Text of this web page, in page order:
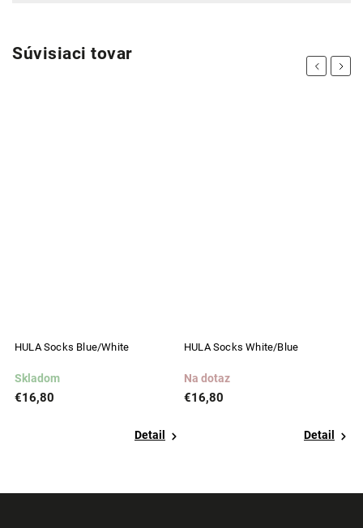
Súvisiaci tovar
Previous
HULA Socks Blue/White
Skladom
€16,80
Detail
HULA Socks White/Blue
Na dotaz
€16,80
Detail
Next